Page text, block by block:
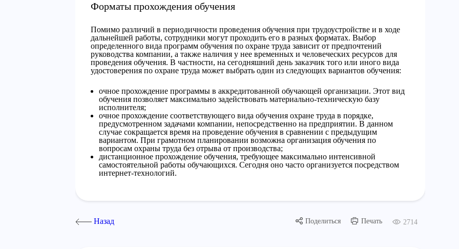
Форматы прохождения обучения
Помимо различий в периодичности проведения обучения при трудоустройстве и в ходе
дальнейшей работы, сотрудники могут проходить его в разных форматах. Выбор
определенного вида программ обучения по охране труда зависит от предпочтений
руководства компании, а также наличия у нее временных и человеческих ресурсов для
проведения обучения. В частности, на сегодняшний день заказчик того или иного вида
удостоверения по охране труда может выбрать один из следующих вариантов обучения:
очное прохождение программы в аккредитованной обучающей организации. Этот вид
обучения позволяет максимально задействовать материально-техническую базу
исполнителя;
очное прохождение соответствующего вида обучения охране труда в порядке,
предусмотренном задачами компании, непосредственно на предприятии. В данном
случае сокращается время на проведение обучения в сравнении с предыдущим
вариантом. При грамотном планировании возможна организация обучения по
вопросам охраны труда без отрыва от производства;
дистанционное прохождение обучения, требующее максимально интенсивной
самостоятельной работы обучающихся. Сегодня оно часто организуется посредством
интернет-технологий.
Назад Поделиться Печать 2714